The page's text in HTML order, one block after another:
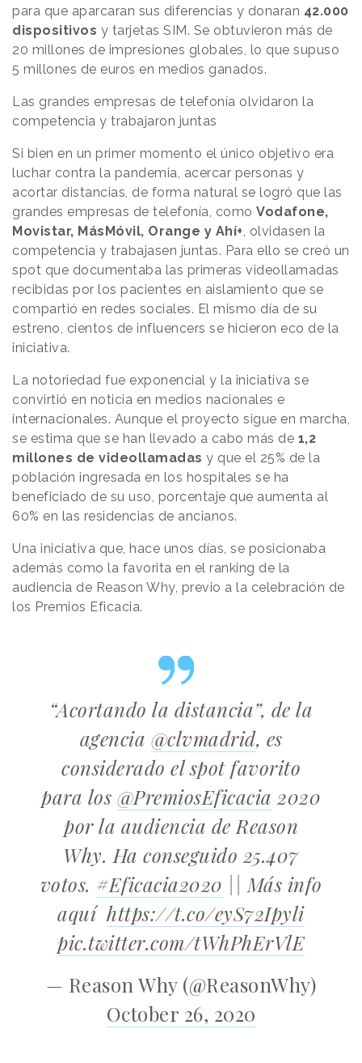
para que aparcaran sus diferencias y donaran 42.000
dispositivos y tarjetas SIM. Se obtuvieron más de
20 millones de impresiones globales, lo que supuso
5 millones de euros en medios ganados.
Las grandes empresas de telefonía olvidaron la
competencia y trabajaron juntas
Si bien en un primer momento el único objetivo era
luchar contra la pandemia, acercar personas y
acortar distancias, de forma natural se logró que las
grandes empresas de telefonía, como Vodafone,
Movistar, MásMóvil, Orange y Ahí+, olvidasen la
competencia y trabajasen juntas. Para ello se creó un
spot que documentaba las primeras videollamadas
recibidas por los pacientes en aislamiento que se
compartió en redes sociales. El mismo día de su
estreno, cientos de influencers se hicieron eco de la
iniciativa.
La notoriedad fue exponencial y la iniciativa se
convirtió en noticia en medios nacionales e
internacionales. Aunque el proyecto sigue en marcha,
se estima que se han llevado a cabo más de 1,2
millones de videollamadas y que el 25% de la
población ingresada en los hospitales se ha
beneficiado de su uso, porcentaje que aumenta al
60% en las residencias de ancianos.
Una iniciativa que, hace unos días, se posicionaba
además como la favorita en el ranking de la
audiencia de Reason Why, previo a la celebración de
los Premios Eficacia.
“Acortando la distancia”, de la
agencia @clvmadrid, es
considerado el spot favorito
para los @PremiosEficacia 2020
por la audiencia de Reason
Why. Ha conseguido 25.407
votos. #Eficacia2020 || Más info
aquíhttps://t.co/eyS72Ipyli
pic.twitter.com/tWhPhErVlE
— Reason Why (@ReasonWhy)
October 26, 2020